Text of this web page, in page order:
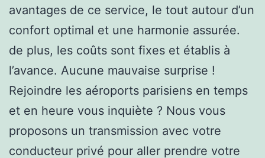
avantages de ce service, le tout autour d’un
confort optimal et une harmonie assurée.
de plus, les coûts sont fixes et établis à
l’avance. Aucune mauvaise surprise !
Rejoindre les aéroports parisiens en temps
et en heure vous inquiète ? Nous vous
proposons un transmission avec votre
conducteur privé pour aller prendre votre